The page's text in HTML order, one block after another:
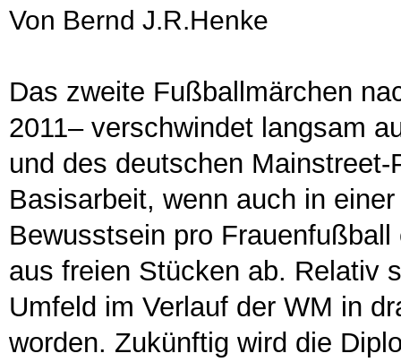
Von Bernd J.R.Henke
Das zweite Fußballmärchen
2011– verschwindet langsam
und des deutschen
Basisarbeit, wenn auch in
Bewusstsein pro
aus freien Stücken ab. Relativ
Umfeld im Verlauf der WM in
worden. Zukünftig wird die